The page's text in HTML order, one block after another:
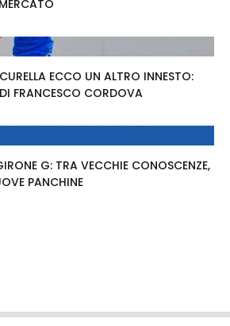
ECCO UN ALTRO INNESTO:
FRANCESCO CORDOVA
G: TRA VECCHIE CONOSCENZE,
PANCHINE